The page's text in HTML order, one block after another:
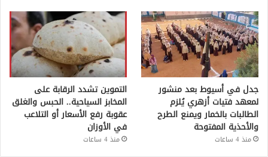
جدل في أسيوط بعد منشور
لمعهد فتيات أزهري يُلزم
الطالبات بالخمار ويمنع الطرح
والأحذية المفتوحة
منذ 4 ساعات
التموين تشدد الرقابة على
المخابز السياحية.. الحبس والغلق
عقوبة رفع الأسعار أو التلاعب
في الأوزان
منذ 4 ساعات